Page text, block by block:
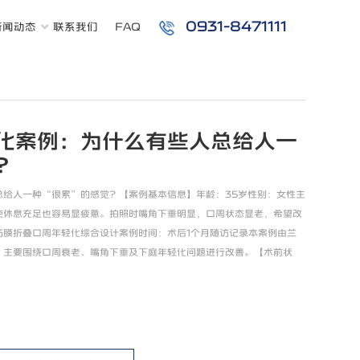
闻动态 联系我们 FAQ 0931-8471111
案例：为什么有些人总给人一
给人一种“很累”的感觉？【案例基本信息】年龄：35岁性别：女性主
息充足也容易显疲惫。拍照时嘴角下垂明显，口周状态显老，希望改
折叠口周年轻化综合设计案例时间：术后1个月随访记录本案例由兰
要围绕口周衰老、嘴角下垂及下庭年轻化问题进行改善。【术前状